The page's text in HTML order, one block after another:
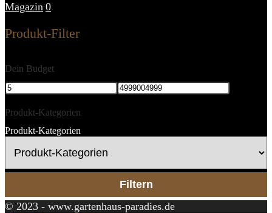
Magazin 0
Produkt-Filter
Dein Budget
Produkt-Kategorien
Produkt-Kategorien
Filtern
© 2023 - www.gartenhaus-paradies.de